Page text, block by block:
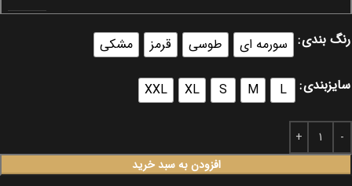
رنگ بندی سورمه ای طوسی قرمز مشکی
سایزبندی L
M
S
XL
XXL
افزودن به سبد خرید